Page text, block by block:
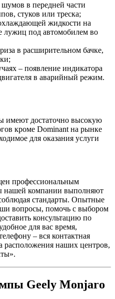
в передней части
стуков или треска;
жидкости на
лужиц под автомобилем во
в расширительном бачке,
– появление индикатора
в аварийный режим.
имеют достаточно высокую
кроме Dominant на рынке
для оказания услуги
профессиональным
нашей компании выполняют
стандарты. Опытные
вопросы, помочь с выбором
консультацию по
для вас время,
– вся контактная
расположения наших центров,
Geely Monjaro